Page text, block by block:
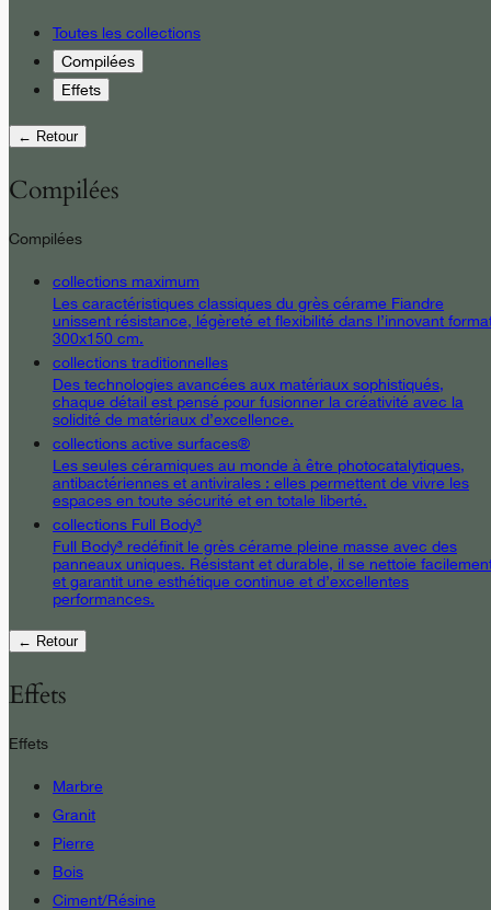
Toutes les collections
Compilées
Effets
← Retour
Compilées
Compilées
collections maximum
Les caractéristiques classiques du grès cérame Fiandre
unissent résistance, légèreté et flexibilité dans l’innovant
300x150 cm.
collections traditionnelles
Des technologies avancées aux matériaux sophistiqués,
chaque détail est pensé pour fusionner la créativité avec la
solidité de matériaux d’excellence.
collections active surfaces®
Les seules céramiques au monde à être photocatalytiques,
antibactériennes et antivirales : elles permettent de vivre les
espaces en toute sécurité et en totale liberté.
collections Full Body³
Full Body³ redéfinit le grès cérame pleine masse avec des
panneaux uniques. Résistant et durable, il se nettoie
et garantit une esthétique continue et d’excellentes
performances.
← Retour
Effets
Effets
Marbre
Granit
Pierre
Bois
Ciment/Résine